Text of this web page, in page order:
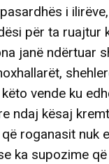
i
për ta ruajtur
janë ndërtuar
vende ku
ndaj kësaj
roganasit nuk
ka supozime